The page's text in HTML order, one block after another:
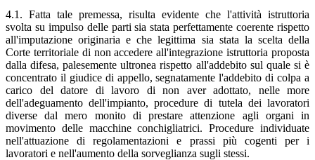
4.1. Fatta tale premessa, risulta evidente che l'attività istruttoria
svolta su impulso delle parti sia stata perfettamente coerente rispetto
all'imputazione originaria e che legittima sia stata la scelta della
Corte territoriale di non accedere all'integrazione istruttoria proposta
dalla difesa, palesemente ultronea rispetto all'addebito sul quale si è
concentrato il giudice di appello, segnatamente l'addebito di colpa a
carico del datore di lavoro di non aver adottato, nelle more
dell'adeguamento dell'impianto, procedure di tutela dei lavoratori
diverse dal mero monito di prestare attenzione agli organi in
movimento delle macchine conchigliatrici. Procedure individuate
nell'attuazione di regolamentazioni e prassi più cogenti per i
lavoratori e nell'aumento della sorveglianza sugli stessi.